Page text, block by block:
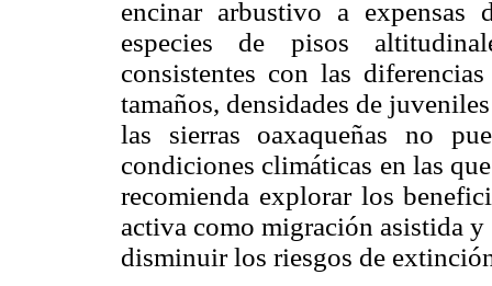
encinar arbustivo a
especies de pisos
consistentes con las
tamaños, densidades de
las sierras oaxaqueñas no
condiciones climáticas en las
recomienda explorar los
activa como migración asistida
disminuir los riesgos de